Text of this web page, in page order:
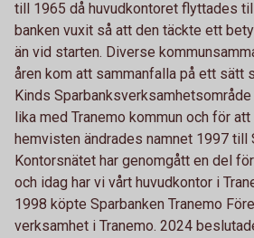
till 1965 då huvudkontoret flyttades
banken vuxit så att den täckte ett
än vid starten. Diverse
åren kom att sammanfalla på ett sätt
Kinds
lika med Tranemo kommun och för
hemvisten ändrades namnet 1997 till
Kontorsnätet har genomgått en del
och idag har vi vårt huvudkontor i
1998 köpte Sparbanken Tranemo
verksamhet i Tranemo. 2024